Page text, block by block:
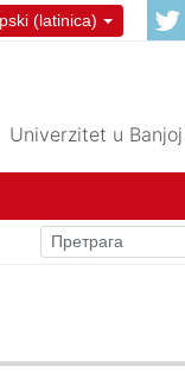
(latinica)
Univerzitet u